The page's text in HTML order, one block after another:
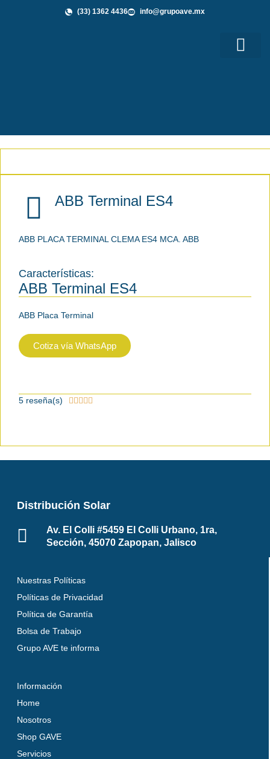
(33) 1362 4436 info@grupoave.mx
ABB Terminal ES4
ABB PLACA TERMINAL CLEMA ES4 MCA. ABB
Características:
ABB Terminal ES4
ABB Placa Terminal
Cotiza vía WhatsApp
5 reseña(s)     
Distribución Solar
Av. El Colli #5459 El Colli Urbano, 1ra,
Sección, 45070 Zapopan, Jalisco
Nuestras Políticas
Políticas de Privacidad
Política de Garantía
Bolsa de Trabajo
Grupo AVE te informa
Información
Home
Nosotros
Shop GAVE
Servicios